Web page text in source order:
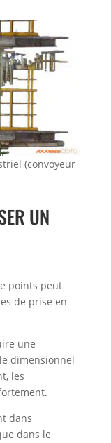
(convoyeur
UN
points peut
de prise en
une
dimensionnel
les
dans
dans le